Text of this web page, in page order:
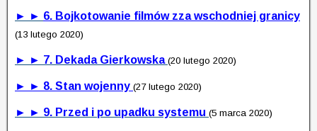
► ► 6. Bojkotowanie filmów zza wschodniej granicy
(13 lutego 2020)
► ► 7. Dekada Gierkowska (20 lutego 2020)
► ► 8. Stan wojenny (27 lutego 2020)
► ► 9. Przed i po upadku systemu (5 marca 2020)